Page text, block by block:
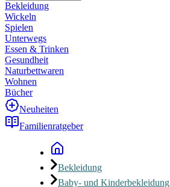
Bekleidung
Wickeln
Spielen
Unterwegs
Essen & Trinken
Gesundheit
Naturbettwaren
Wohnen
Bücher
Neuheiten
Familienratgeber
Bekleidung
Baby- und Kinderbekleidung